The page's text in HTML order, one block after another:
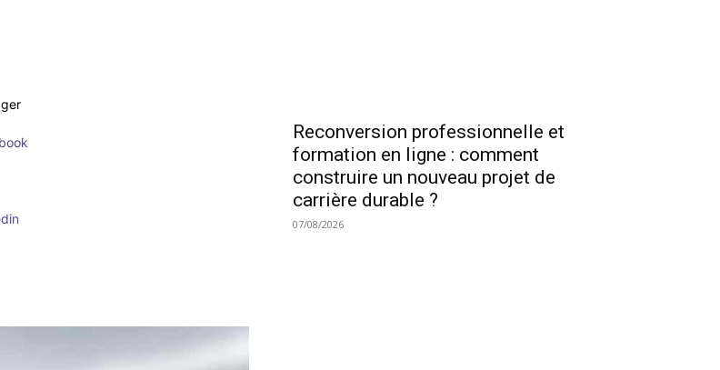
Reconversion professionnelle et
formation en ligne : comment
construire un nouveau projet de
carrière durable ?
07/08/2026